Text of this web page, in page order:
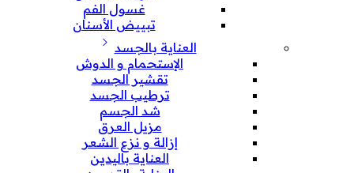
غسول الفم
تبييض الأسنان
العناية بالجسد
الإستحمام و الدوش
تقشير الجسد
ترطيب الجسد
شد الجسم
مزيل العرق
إزالة و نزع الشعر
العناية باليدين